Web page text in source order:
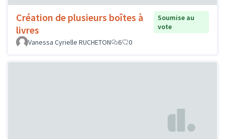
Création de plusieurs boîtes à
livres
Soumise au
vote
Vanessa Cyrielle RUCHETON
6 0